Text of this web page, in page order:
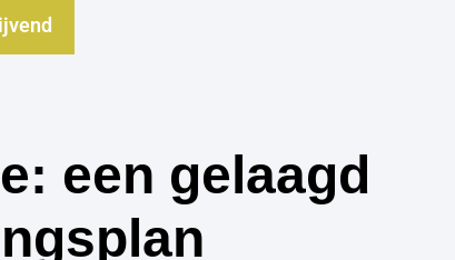
een gelaagd